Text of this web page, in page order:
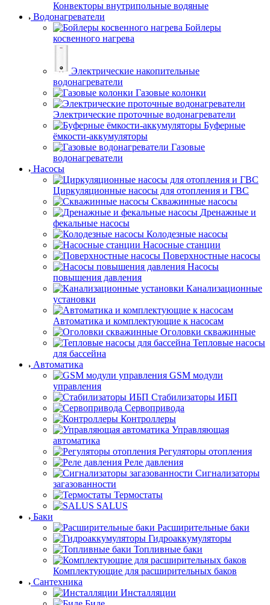
Конвекторы внутрипольные водяные
Водонагреватели
Бойлеры
косвенного нагрева
Электрические накопительные
водонагреватели
Газовые колонки
Электрические проточные водонагреватели
Буферные
ёмкости-аккумуляторы
Газовые
водонагреватели
Насосы
Циркуляционные насосы для отопления и ГВС
Скважинные насосы
Дренажные и
фекальные насосы
Колодезные насосы
Насосные станции
Поверхностные насосы
Насосы
повышения давления
Канализационные
установки
Автоматика и комплектующие к насосам
Оголовки скважинные
Тепловые насосы
для бассейна
Автоматика
GSM модули
управления
Стабилизаторы ИБП
Сервопривода
Контроллеры
Управляющая
автоматика
Регуляторы отопления
Реле давления
Сигнализаторы
загазованности
Термостаты
SALUS
Баки
Расширительные баки
Гидроаккумуляторы
Топливные баки
Комплектующие для расширительных баков
Сантехника
Инсталляции